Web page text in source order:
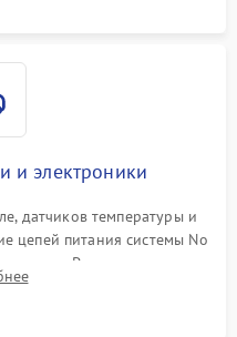
и электроники
датчиков температуры и
цепей питания системы No
Ремонт или замена
алгоритмов.